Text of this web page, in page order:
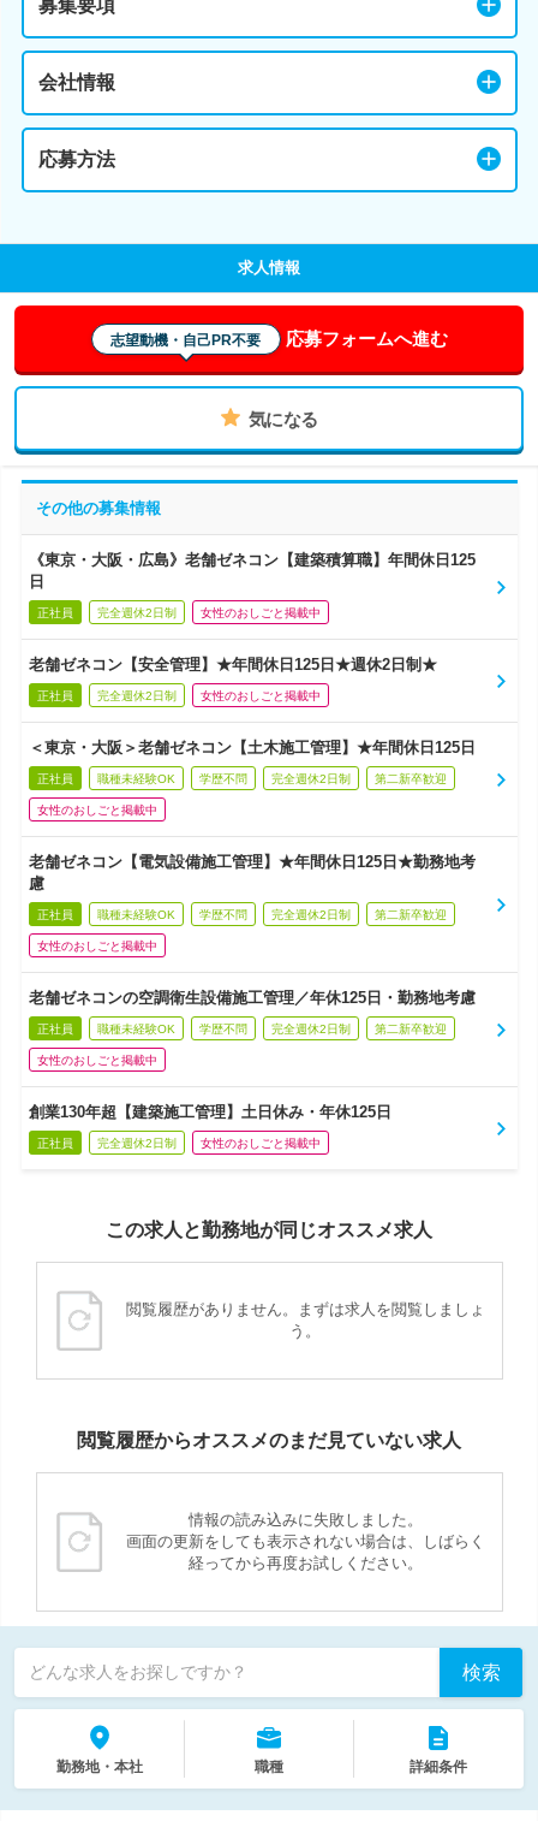
募集要項
会社情報
応募方法
求人情報
志望動機・自己PR不要 応募フォームへ進む
気になる
その他の募集情報
《東京・大阪・広島》老舗ゼネコン【建築積算職】年間休日125
日
正社員 完全週休2日制 女性のおしごと掲載中
老舗ゼネコン【安全管理】★年間休日125日★週休2日制★
正社員 完全週休2日制 女性のおしごと掲載中
＜東京・大阪＞老舗ゼネコン【土木施工管理】★年間休日125日
正社員 職種未経験OK 学歴不問 完全週休2日制 第二新卒歓迎
女性のおしごと掲載中
老舗ゼネコン【電気設備施工管理】★年間休日125日★勤務地考
慮
正社員 職種未経験OK 学歴不問 完全週休2日制 第二新卒歓迎
女性のおしごと掲載中
老舗ゼネコンの空調衛生設備施工管理／年休125日・勤務地考慮
正社員 職種未経験OK 学歴不問 完全週休2日制 第二新卒歓迎
女性のおしごと掲載中
創業130年超【建築施工管理】土日休み・年休125日
正社員 完全週休2日制 女性のおしごと掲載中
この求人と勤務地が同じオススメ求人
閲覧履歴がありません。まずは求人を閲覧しましょ
う。
閲覧履歴からオススメのまだ見ていない求人
情報の読み込みに失敗しました。
画面の更新をしても表示されない場合は、しばらく
経ってから再度お試しください。
どんな求人をお探しですか？ 検索
勤務地・本社 職種 詳細条件